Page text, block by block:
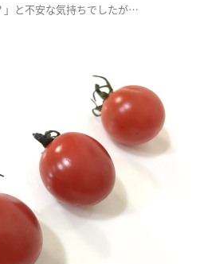
」と不安な気持ちでしたが…